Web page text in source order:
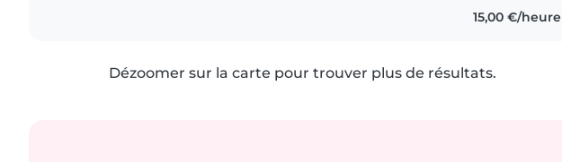
15,00 €/heure
Dézoomer sur la carte pour trouver plus de résultats.